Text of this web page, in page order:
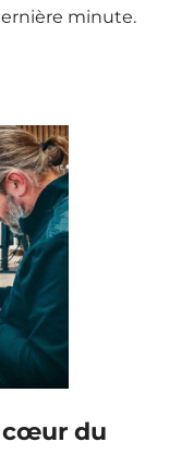
minute.
cœur du